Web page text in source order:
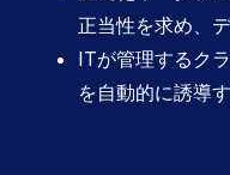
正当性を求め、
ITが管理するク
を自動的に誘導